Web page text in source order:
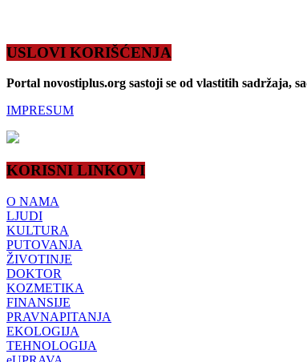
USLOVI KORIŠĆENJA
Portal novostiplus.org sastoji se od vlastitih sadržaja,
IMPRESUM
KORISNI LINKOVI
O NAMA
LJUDI
KULTURA
PUTOVANJA
ŽIVOTINJE
DOKTOR
KOZMETIKA
FINANSIJE
PRAVNAPITANJA
EKOLOGIJA
TEHNOLOGIJA